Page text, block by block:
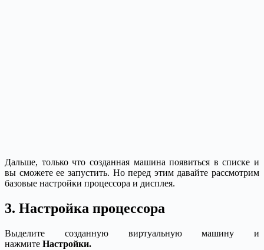
Дальше, только что созданная машина появиться в списке и
вы сможете ее запустить. Но перед этим давайте рассмотрим
базовые настройки процессора и дисплея.
3. Настройка процессора
Выделите созданную виртуальную машину и
нажмите Настройки.